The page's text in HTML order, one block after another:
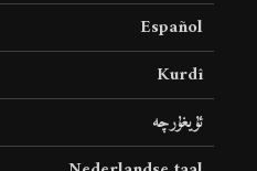
Español
Kurdî
ئۇيغۇرچە